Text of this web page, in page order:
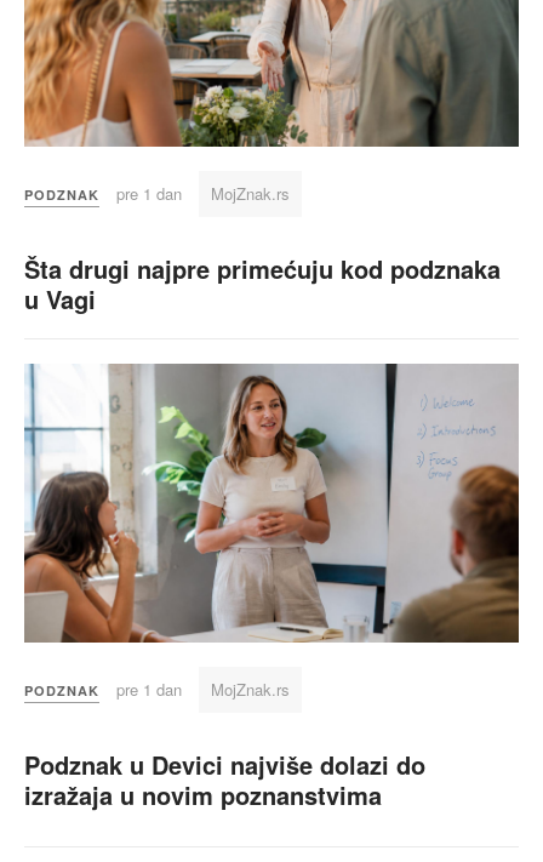
PODZNAK pre 1 dan MojZnak.rs
Šta drugi najpre primećuju kod podznaka
u Vagi
PODZNAK pre 1 dan MojZnak.rs
Podznak u Devici najviše dolazi do
izražaja u novim poznanstvima